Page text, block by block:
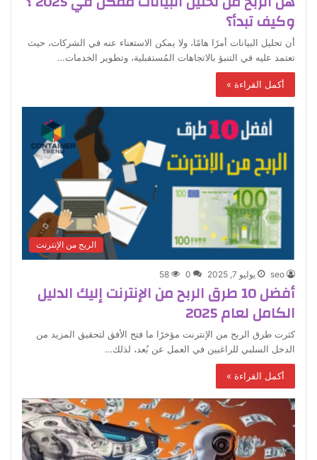
وكيف تبدأ؟
أن تحليل البيانات أمرًا هامًا، ولا يمكن الاستغناء عنه في الشركات، حيث
تعتمد عليه في التنبؤ بالاتجاهات المُستقبلية، وتطوير الخدمات…
أكمل القراءة »
الربح من الإنترنت
seo يوليو 7, 2025 0
58
أفضل 10 طرق الربح من الإنترنت إليك الدليل
الكامل لعام 2025
كثرت طرق الربح من الإنترنت مؤخرًا ما فتح الأفق لتحقيق المزيد من
الدخل السلبي للراغبين في العمل عن بُعد، لذلك…
أكمل القراءة »